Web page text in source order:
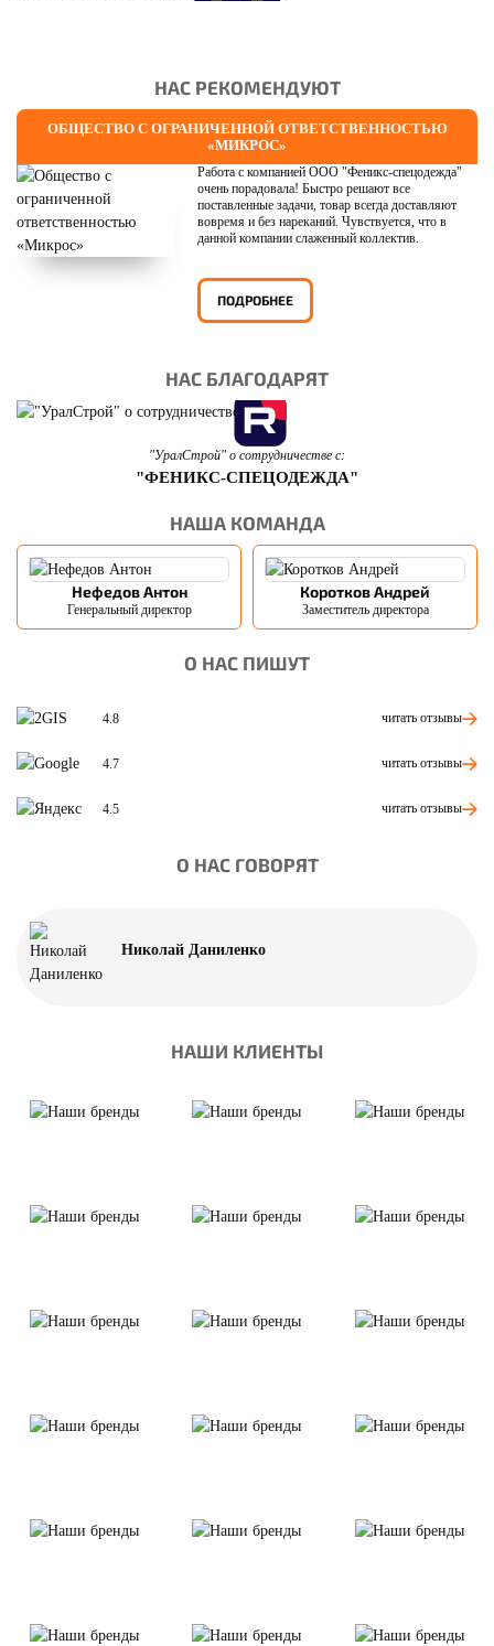
НАС РЕКОМЕНДУЮТ
ОБЩЕСТВО С ОГРАНИЧЕННОЙ ОТВЕТСТВЕННОСТЬЮ
«МИКРОС»
Работа с компанией ООО "Феникс-спецодежда"
очень порадовала! Быстро решают все
поставленные задачи, товар всегда доставляют
вовремя и без нареканий. Чувствуется, что в
данной компании слаженный коллектив.
ПОДРОБНЕЕ
НАС БЛАГОДАРЯТ
"УралСтрой" о сотрудничестве с:
"ФЕНИКС-СПЕЦОДЕЖДА"
НАША КОМАНДА
Нефедов Антон
Генеральный директор
Коротков Андрей
Заместитель директора
О НАС ПИШУТ
4.8 читать отзывы
4.7 читать отзывы
4.5 читать отзывы
О НАС ГОВОРЯТ
Николай Даниленко
НАШИ КЛИЕНТЫ